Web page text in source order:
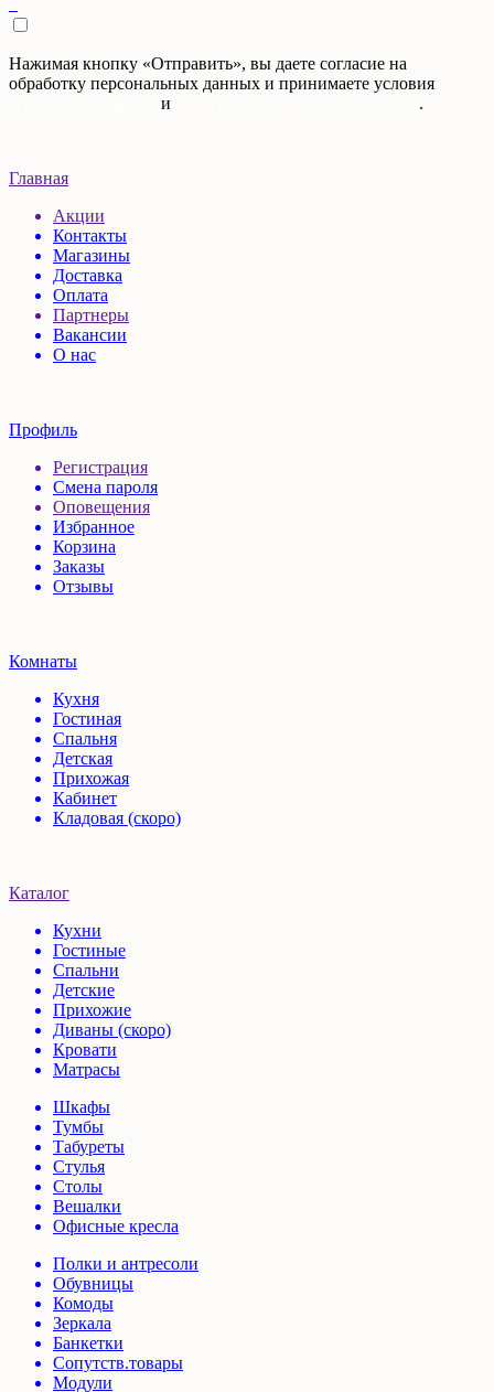
Нажимая кнопку «Отправить», вы даете согласие на
обработку персональных данных и принимаете условия
и .
Главная
Акции
Контакты
Магазины
Доставка
Оплата
Партнеры
Вакансии
О нас
Профиль
Регистрация
Смена пароля
Оповещения
Избранное
Корзина
Заказы
Отзывы
Комнаты
Кухня
Гостиная
Спальня
Детская
Прихожая
Кабинет
Кладовая (скоро)
Каталог
Кухни
Гостиные
Спальни
Детские
Прихожие
Диваны (скоро)
Кровати
Матрасы
Шкафы
Тумбы
Табуреты
Стулья
Столы
Вешалки
Офисные кресла
Полки и антресоли
Обувницы
Комоды
Зеркала
Банкетки
Сопутств.товары
Модули